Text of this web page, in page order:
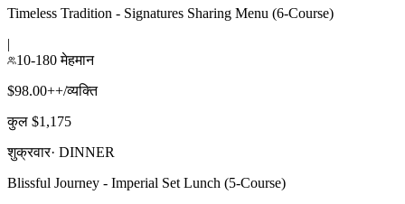
Timeless Tradition - Signatures Sharing Menu (6-Course)
|
10-180 मेहमान
$98.00++/व्यक्ति
कुल $1,175
शुक्रवार· DINNER
Blissful Journey - Imperial Set Lunch (5-Course)